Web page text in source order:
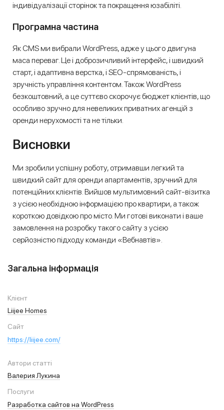
індивідуалізації сторінок та покращення юзабіліті.
Програмна частина
Як CMS ми вибрали WordPress, адже у цього двигуна
маса переваг. Це і доброзичливий інтерфейс, і швидкий
старт, і адаптивна верстка, і SEO-спрямованість, і
зручність управління контентом. Також WordPress
безкоштовний, а це суттєво скорочує бюджет клієнтів, що
особливо зручно для невеликих приватних агенцій з
оренди нерухомості та не тільки.
Висновки
Ми зробили успішну роботу, отримавши легкий та
швидкий сайт для оренди апартаментів, зручний для
потенційних клієнтів. Вийшов мультимовний сайт-візитка
з усією необхідною інформацією про квартири, а також
короткою довідкою про місто. Ми готові виконати і ваше
замовлення на розробку такого сайту з усією
серйозністю підходу команди «Вебнавтів».
Загальна інформація
Клієнт
Liijee Homes
Сайт
https://liijee.com/
Автори статті
Валерия Лукина
Послуги
Разработка сайтов на WordPress